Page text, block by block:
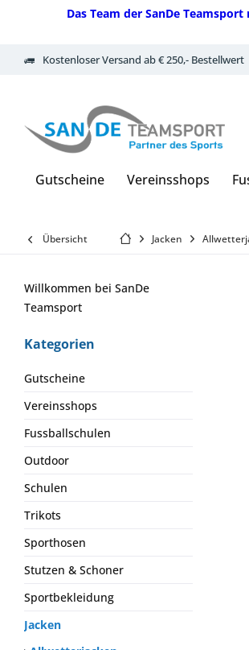
Das Team der SanDe
Kostenloser Versand ab € 250,- Bestellwert
Gutscheine Vereinsshops
Übersicht Jacken
Willkommen bei SanDe
Teamsport
Kategorien
Gutscheine
Vereinsshops
Fussballschulen
Outdoor
Schulen
Trikots
Sporthosen
Stutzen & Schoner
Sportbekleidung
Jacken